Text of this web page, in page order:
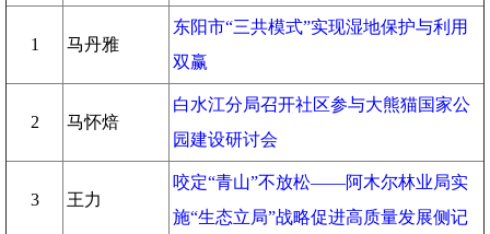
1 马丹雅
东阳市“三共模式”实现湿地保护与利用
双赢
2 马怀焙
白水江分局召开社区参与大熊猫国家公
园建设研讨会
3 王力
咬定“青山”不放松——阿木尔林业局实
施“生态立局”战略促进高质量发展侧记